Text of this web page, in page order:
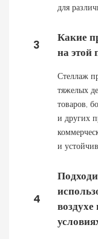
для
3
Какие
на этой
Стеллаж
тяжелых
товаров,
и других
и
4